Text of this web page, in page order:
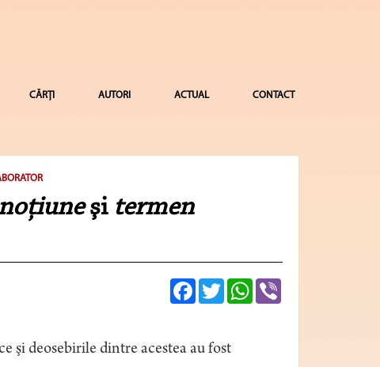
CĂRȚI AUTORI ACTUAL CONTACT
şi termen
FacebookTwitterWhatsApp
şi deosebirile dintre acestea au fost